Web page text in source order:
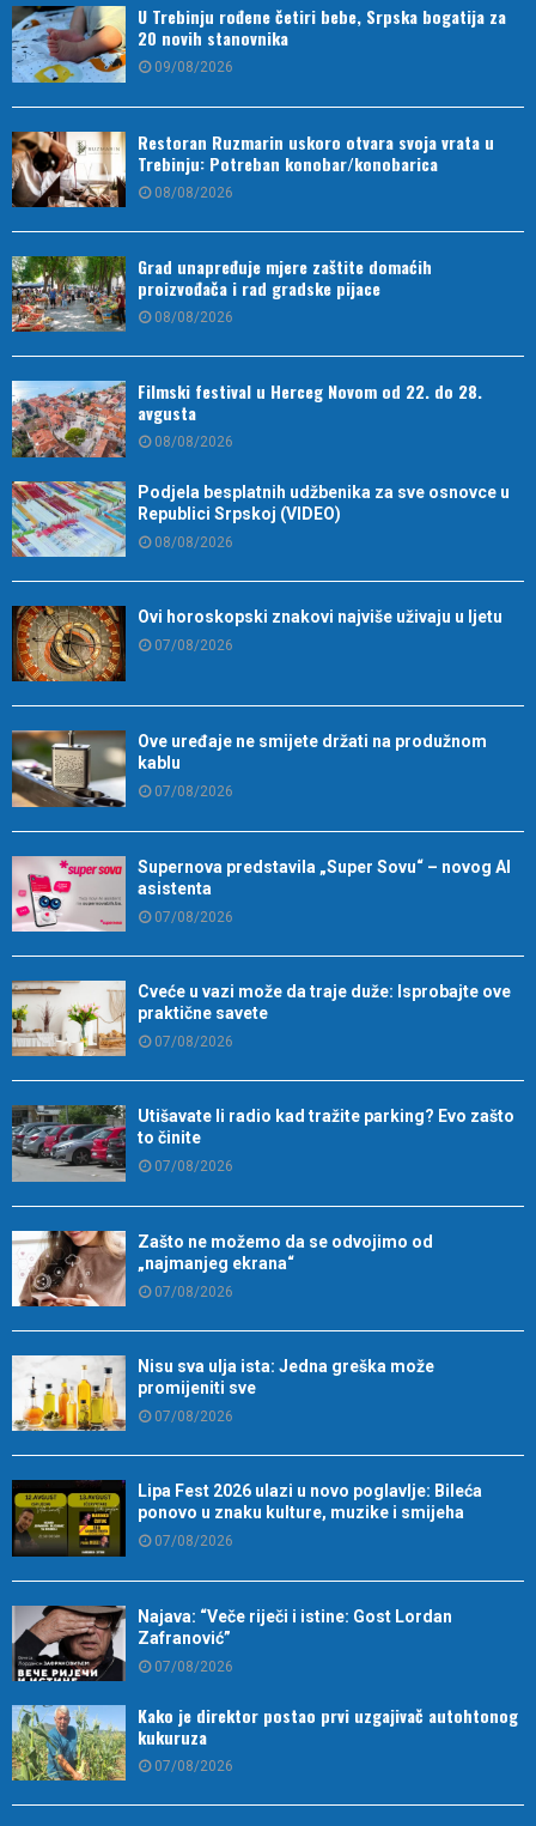
U Trebinju rođene četiri bebe, Srpska bogatija za
20 novih stanovnika
09/08/2026
Restoran Ruzmarin uskoro otvara svoja vrata u
Trebinju: Potreban konobar/konobarica
08/08/2026
Grad unapređuje mjere zaštite domaćih
proizvođača i rad gradske pijace
08/08/2026
Filmski festival u Herceg Novom od 22. do 28.
avgusta
08/08/2026
Podjela besplatnih udžbenika za sve osnovce u
Republici Srpskoj (VIDEO)
08/08/2026
Ovi horoskopski znakovi najviše uživaju u ljetu
07/08/2026
Ove uređaje ne smijete držati na produžnom
kablu
07/08/2026
Supernova predstavila „Super Sovu“ – novog AI
asistenta
07/08/2026
Cveće u vazi može da traje duže: Isprobajte ove
praktične savete
07/08/2026
Utišavate li radio kad tražite parking? Evo zašto
to činite
07/08/2026
Zašto ne možemo da se odvojimo od
„najmanjeg ekrana“
07/08/2026
Nisu sva ulja ista: Jedna greška može
promijeniti sve
07/08/2026
Lipa Fest 2026 ulazi u novo poglavlje: Bileća
ponovo u znaku kulture, muzike i smijeha
07/08/2026
Najava: “Veče riječi i istine: Gost Lordan
Zafranović”
07/08/2026
Kako je direktor postao prvi uzgajivač autohtonog
kukuruza
07/08/2026